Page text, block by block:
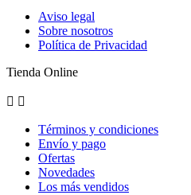
Aviso legal
Sobre nosotros
Política de Privacidad
Tienda Online
 
Términos y condiciones
Envío y pago
Ofertas
Novedades
Los más vendidos